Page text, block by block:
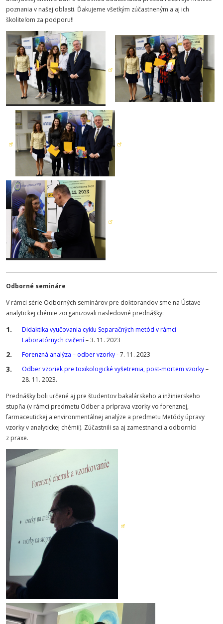
poznania v našej oblasti. Ďakujeme všetkým zúčastneným a aj ich
školiteľom za podporu!!
Odborné semináre
V rámci série Odborných seminárov pre doktorandov sme na Ústave
analytickej chémie zorganizovali nasledovné prednášky:
Didaktika vyučovania cyklu Separačných metód v rámci
Laboratórnych cvičení– 3. 11. 2023
Forenzná analýza – odber vzorky- 7. 11. 2023
Odber vzoriek pre toxikologické vyšetrenia, post-mortem vzorky–
28. 11. 2023.
Prednášky boli určené aj pre študentov bakalárskeho a inžinierskeho
stupňa (v rámci predmetu Odber a príprava vzorky vo forenznej,
farmaceutickej a environmentálnej analýze a predmetu Metódy úpravy
vzorky v analytickej chémii). Zúčastnili sa aj zamestnanci a odborníci
z praxe.